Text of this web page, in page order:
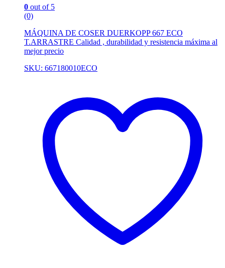
0 out of 5
(0)
MÁQUINA DE COSER DUERKOPP 667 ECO
T.ARRASTRE Calidad , durabilidad y resistencia máxima al
mejor precio
SKU: 667180010ECO